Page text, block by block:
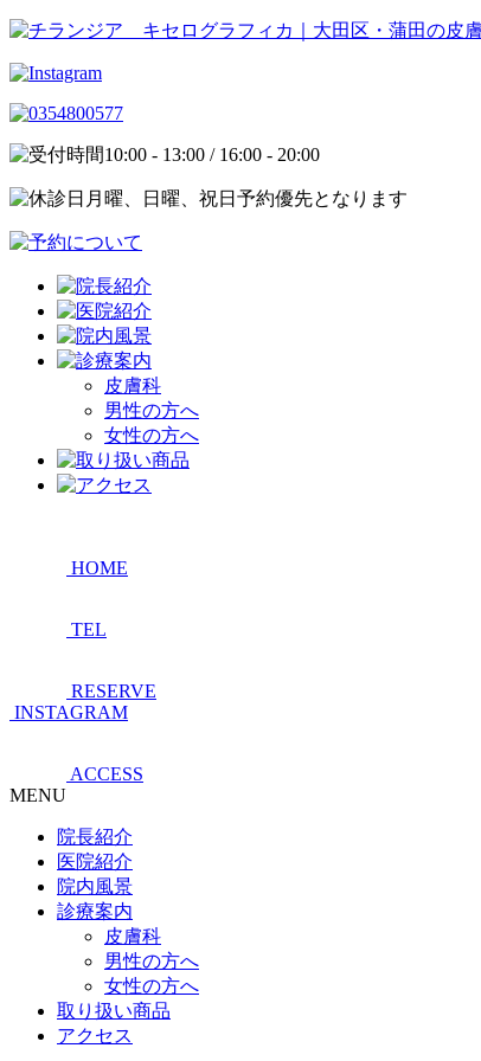
10:00 - 13:00 / 16:00 - 20:00
月曜、日曜、祝日予約優先となります
皮膚科
男性の方へ
女性の方へ
HOME
TEL
RESERVE
INSTAGRAM
ACCESS
MENU
院長紹介
医院紹介
院内風景
診療案内
皮膚科
男性の方へ
女性の方へ
取り扱い商品
アクセス